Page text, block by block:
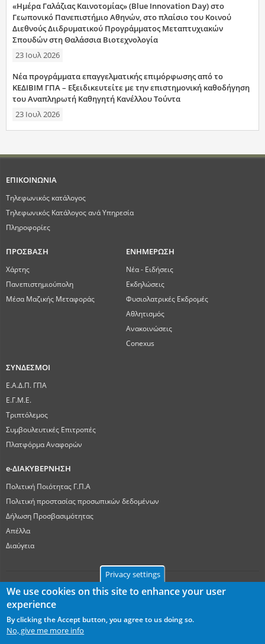
«Ημέρα Γαλάζιας Καινοτομίας» (Blue Innovation Day) στο
Γεωπονικό Πανεπιστήμιο Αθηνών, στο πλαίσιο του Κοινού
Διεθνούς Διιδρυματικού Προγράμματος Μεταπτυχιακών
Σπουδών στη Θαλάσσια Βιοτεχνολογία
23 Ιουλ 2026
Νέα προγράμματα επαγγελματικής επιμόρφωσης από το
ΚΕΔΙΒΙΜ ΓΠΑ – Εξειδικευτείτε με την επιστημονική καθοδήγηση
του Αναπληρωτή Καθηγητή Κανέλλου Τούντα
23 Ιουλ 2026
ΕΠΙΚΟΙΝΩΝΙΑ
Τηλεφωνικός κατάλογος
Τηλεφωνικός Κατάλογος ανά Υπηρεσία
Πληροφορίες
ΠΡΟΣΒΑΣΗ
Χάρτης
Πανεπιστημιούπολη
Μέσα Μαζικής Μεταφοράς
ΕΝΗΜΕΡΩΣΗ
Νέα - Ειδήσεις
Εκδηλώσεις
Φυσιολατρικές Εκδρομές
Αθλητισμός
Ανακοινώσεις
Conexus
ΣΥΝΔΕΣΜΟΙ
Ε.Α.Δ.Π. ΓΠΑ
Ε.Γ.Μ.Ε.
Τριπτόλεμος
Συμβουλευτικές Επιτροπές
Πλατφόρμα Αναφορών
e-ΔΙΑΚΥΒΕΡΝΗΣΗ
Πολιτική Ποιότητας Γ.Π.Α
Πολιτική προστασίας προσωπικών δεδομένων
Δήλωση Προσβασιμότητας
Απέλλα
Διαύγεια
userway
Privacy settings
We use cookies on this site to enhance your user
experience
By clicking the Accept button, you agree to us doing so.
No, give me more info